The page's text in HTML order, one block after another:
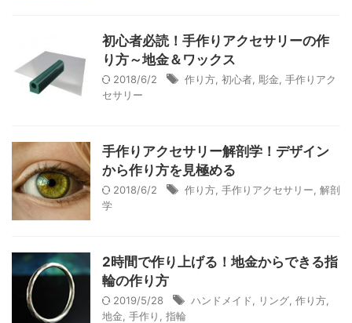
初心者必読！手作りアクセサリーの作
り方～地金＆ワックス
2018/6/2 作り方 初心者 彫金 手作りアク
セサリー
手作りアクセサリー解剖学！デザイン
から作り方を見極める
2018/6/2 作り方 手作りアクセサリー 解剖
学
2時間で作り上げる！地金からできる指
輪の作り方
2019/5/28 ハンドメイド リング 作り方
地金 手作り 指輪